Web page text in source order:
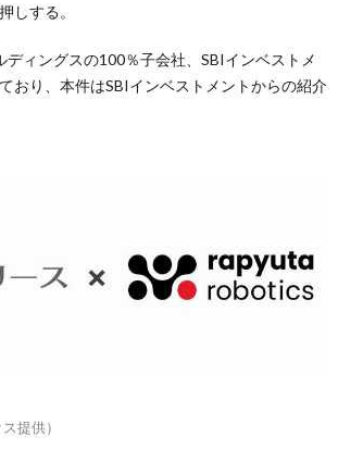
しする。
ディングスの100％子会社、SBIインベストメ
おり、本件はSBIインベストメントからの紹介
提供）